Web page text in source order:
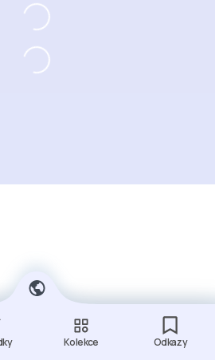
Kolekce Odkazy